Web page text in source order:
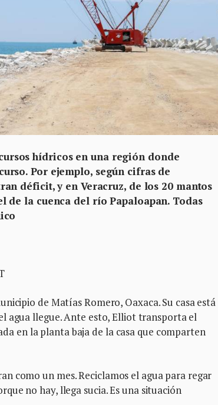
hídricos en una región donde
Por ejemplo, según cifras de
déficit, y en Veracruz, de los 20 mantos
de la cuenca del río Papaloapan. Todas
de Matías Romero, Oaxaca. Su casa está
agua llegue. Ante esto, Elliot transporta el
en la planta baja de la casa que comparten
como un mes. Reciclamos el agua para regar
no hay, llega sucia. Es una situación